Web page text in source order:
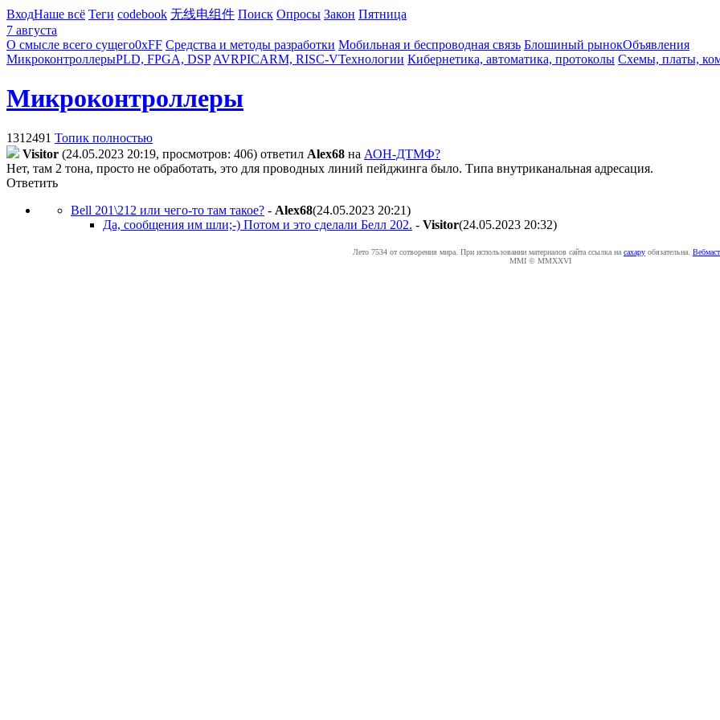
ВходНаше всё Теги codebook 无线电组件 Поиск Опросы Закон Пятница
7 августа
О смысле всего сущего0xFF Средства и методы разработки Мобильная и беспроводная связь Блошиный рынокОбъявления
МикроконтроллерыPLD, FPGA, DSP AVRPICARM, RISC-VТехнологии Кибернетика, автоматика, протоколы Схемы, платы,
Микроконтроллеры
1312491 Топик полностью
Visitor (24.05.2023 20:19, просмотров: 406) ответил Alex68 на АОН-ДТМФ?
Нет, там 2 тона, просто не обработать, это для проводных линий пейджинга было. Типа внутриканальная адресация.
Ответить
Bell 201\212 или чего-то там такое? - Alex68(24.05.2023 20:21)
Да, сообщения им шли;-) Потом и это сделали Белл 202. - Visitor(24.05.2023 20:32)
Лето 7534 от сотворения мира. При использовании материалов сайта ссылка на caxapу обязательна.
MMI © MMXXVI